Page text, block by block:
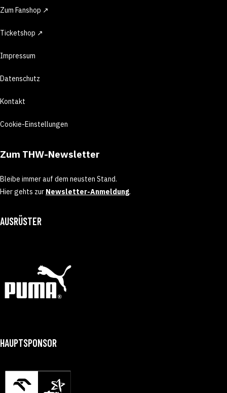
Zum Fanshop ↗
Ticketshop ↗
Impressum
Datenschutz
Kontakt
Cookie-Einstellungen
Zum THW-Newsletter
Bleibe immer auf dem neusten Stand.
Hier gehts zur Newsletter-Anmeldung.
AUSRÜSTER
HAUPTSPONSOR